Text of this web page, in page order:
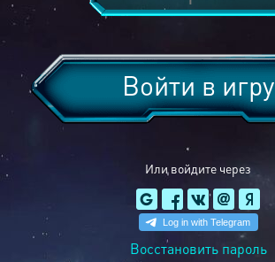
Или войдите через
Войти в игру
Восстановить пароль